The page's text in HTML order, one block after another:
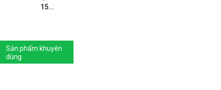
15...
Sản phẩm khuyên
dùng